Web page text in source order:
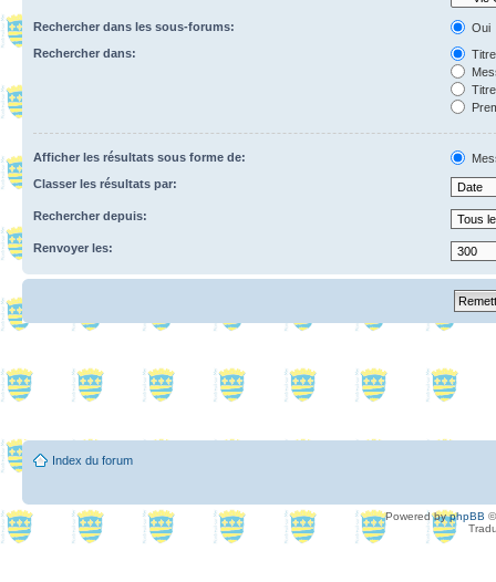
Rechercher dans les sous-forums:
Oui
Rechercher dans:
Afficher les résultats sous forme de:
Classer les résultats par:
Rechercher depuis:
Renvoyer les:
Index du forum
Powered byphpBB